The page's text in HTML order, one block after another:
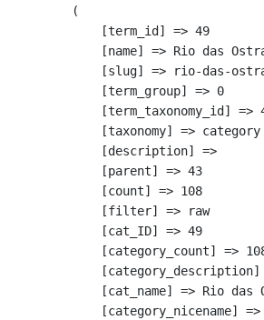
        (
            [term_id] => 49
[name] => Rio das
[slug] => rio-das-
            [term_group] => 0
[term_taxonomy_id] =>
            [taxonomy] => category
            [description] =>
            [parent] => 43
            [count] => 108
            [filter] => raw
            [cat_ID] => 49
[category_count] =>
[category_description]
[cat_name] => Rio das
[category_nicename]